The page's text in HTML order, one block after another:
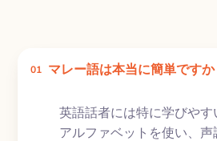
01 マレー語は本当に簡単ですか
英語話者には特に学びやす
アルファベットを使い、